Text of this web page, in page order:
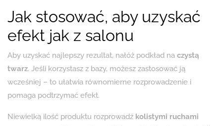
Jak stosować, aby uzyskać
efekt jak z salonu
Aby uzyskać najlepszy rezultat, nałóż podkład na czystą
twarz. Jeśli korzystasz z bazy, możesz zastosować ją
wcześniej – to ułatwia równomierne rozprowadzenie i
pomaga podtrzymać efekt.
Niewielką ilość produktu rozprowadź kolistymi ruchami